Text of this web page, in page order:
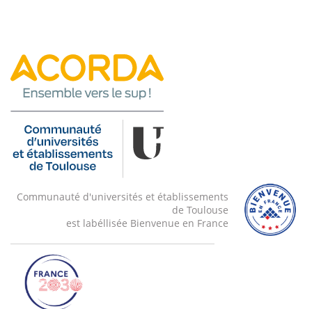
Communauté d'universités et établissements
de Toulouse
est labéllisée Bienvenue en France